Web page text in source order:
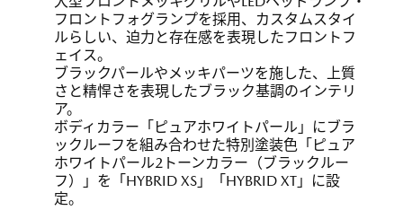
フロントフォグランプを採用、カスタムスタイ
ルらしい、迫力と存在感を表現したフロントフ
ェイス。
ブラックパールやメッキパーツを施した、上質
さと精悍さを表現したブラック基調のインテリ
ア。
ボディカラー「ピュアホワイトパール」にブラ
ックルーフを組み合わせた特別塗装色「ピュア
ホワイトパール2トーンカラー（ブラックルー
フ）」を「HYBRID XS」「HYBRID XT」に設
定。